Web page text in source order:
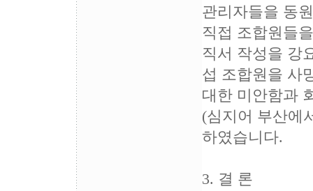
관리자들을 동
직접 조합원들
직서 작성을 강
섭 조합원을 사
대한 미안함과
(심지어 부산에
하였습니다.
3. 결 론